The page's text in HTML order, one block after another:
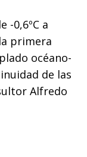
-0,6ºC a
primera
océano-
de las
Alfredo